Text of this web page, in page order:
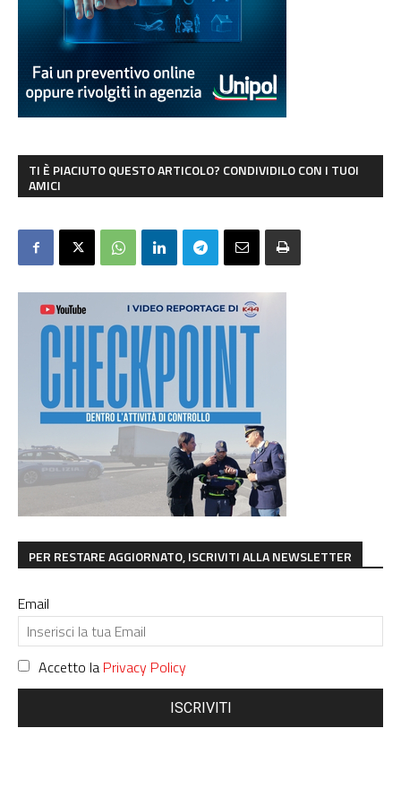
TI È PIACIUTO QUESTO ARTICOLO? CONDIVIDILO CON I TUOI
AMICI
PER RESTARE AGGIORNATO, ISCRIVITI ALLA NEWSLETTER
Email
Accetto la Privacy Policy
ISCRIVITI